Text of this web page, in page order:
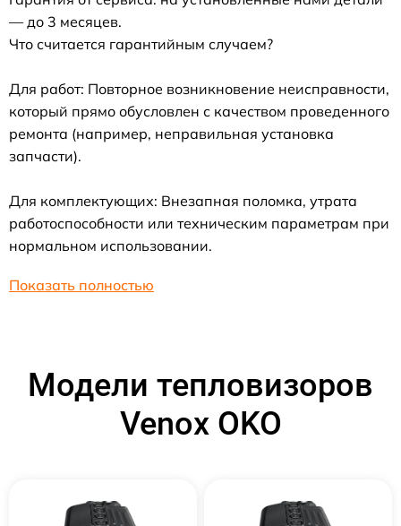
— до 3 месяцев.
Что считается гарантийным случаем?
Для работ: Повторное возникновение неисправности,
который прямо обусловлен с качеством проведенного
ремонта (например, неправильная установка
запчасти).
Для комплектующих: Внезапная поломка, утрата
работоспособности или техническим параметрам при
нормальном использовании.
Показать полностью
Модели тепловизоров
Venox OKO